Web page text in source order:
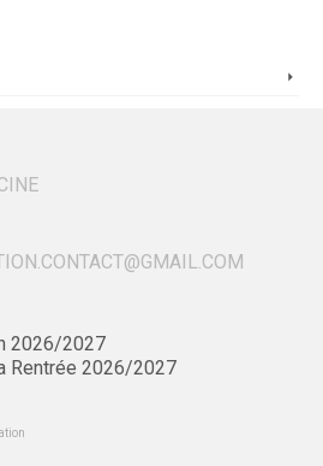
2026/2027
Rentrée 2026/2027